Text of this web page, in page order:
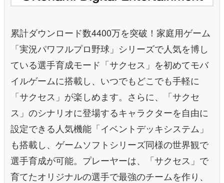
累計ダウンロード数4400万を突破！家庭用ゲーム
「実況パワフルプロ野球」シリーズで人気を博し
ている選手育成モード「サクセス」を初めてモバ
イルゲームに搭載し、いつでもどこでも手軽に
「サクセス」が楽しめます。さらに、「サクセ
ス」のシナリオに登場するキャラクターを自由に
設定できる人気機能「イベントデッキシステム」
も搭載し、ゲームソフトシリーズ同様の世界観で
選手育成が可能。プレーヤーは、「サクセス」で
育てたオリジナルの選手で最強のチームを作り、